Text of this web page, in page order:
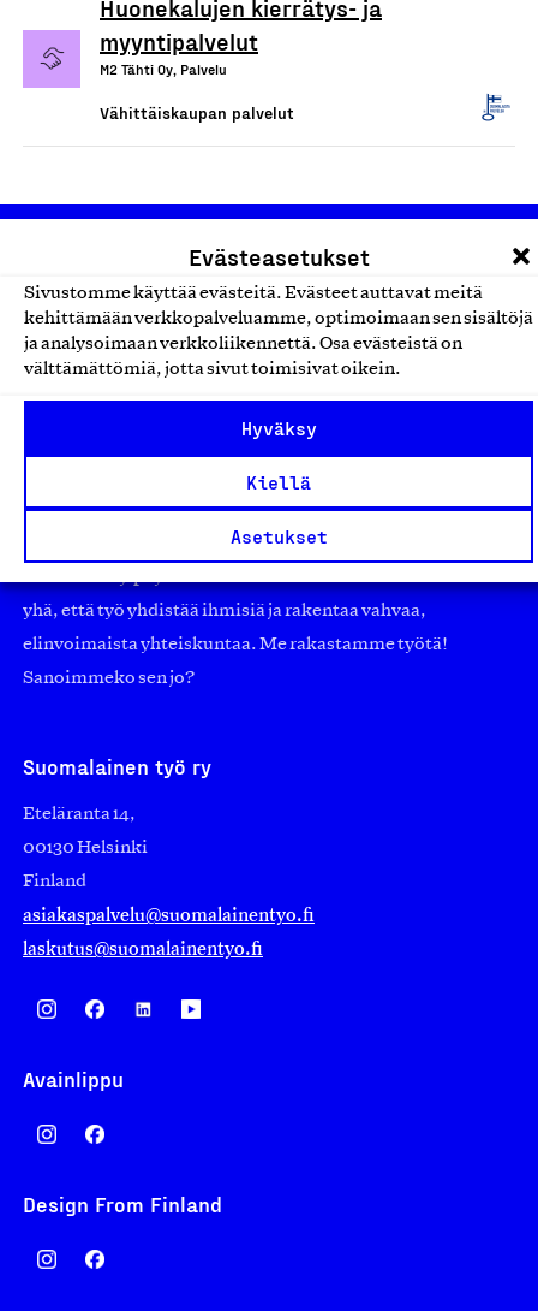
Evästeasetukset
Sivustomme käyttää evästeitä. Evästeet auttavat meitä
kehittämään verkkopalveluamme, optimoimaan sen sisältöjä
ja analysoimaan verkkoliikennettä. Osa evästeistä on
välttämättömiä, jotta sivut toimisivat oikein.
Hyväksy
Kiellä
Asetukset
Huonekalujen kierrätys- ja
myyntipalvelut
M2 Tähti Oy, Palvelu
Vähittäiskaupan palvelut
Olemme jäsentemme omistama puolueeton,
Jäseninämme on koko suomalaisen yhteiskunnan kirjo
pienistä pajoista ja yhteisöistä kansainvälisiin
suuryrityksiin. Meidät on perustettu yli 100 vuotta sitten
edistämään suomalaista työtä ja teollisuutta sekä
yhä, että työ yhdistää ihmisiä ja rakentaa vahvaa,
elinvoimaista yhteiskuntaa. Me rakastamme työtä!
Sanoimmeko sen jo?
Suomalainen työ ry
Eteläranta 14,
00130 Helsinki
Finland
asiakaspalvelu@suomalainentyo.fi
laskutus@suomalainentyo.fi
Avainlippu
Design From Finland